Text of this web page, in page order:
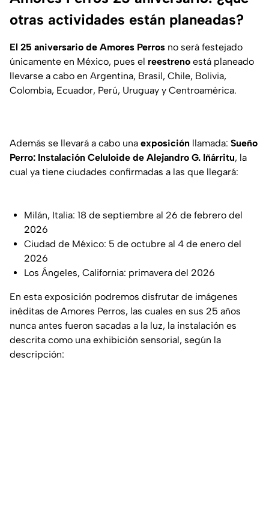
otras actividades están planeadas?
El 25 aniversario de Amores Perros no será festejado
únicamente en México, pues el reestreno está planeado
llevarse a cabo en Argentina, Brasil, Chile, Bolivia,
Colombia, Ecuador, Perú, Uruguay y Centroamérica.
Además se llevará a cabo una exposición llamada: Sueño
Perro: Instalación Celuloide de Alejandro G. Iñárritu, la
cual ya tiene ciudades confirmadas a las que llegará:
Milán, Italia: 18 de septiembre al 26 de febrero del
2026
Ciudad de México: 5 de octubre al 4 de enero del
2026
Los Ángeles, California: primavera del 2026
En esta exposición podremos disfrutar de imágenes
inéditas de Amores Perros, las cuales en sus 25 años
nunca antes fueron sacadas a la luz, la instalación es
descrita como una exhibición sensorial, según la
descripción: